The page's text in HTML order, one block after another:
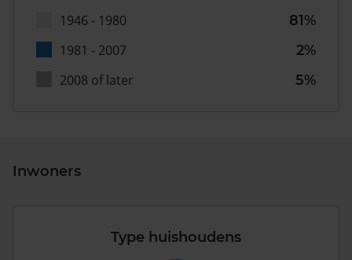
1946 - 1980
81%
1981 - 2007
2%
2008 of later
5%
Inwoners
Type huishoudens